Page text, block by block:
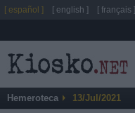
Hemeroteca 13/Jul/2021
[ español ] [ english ] [ français ]